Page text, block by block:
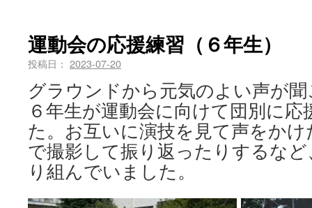
運動会の応援練習（６年生）
投稿日： 2023-07-20
グラウンドから元気のよい声が
６年生が運動会に向けて団別に
た。お互いに演技を見て声をか
で撮影して振り返ったりするな
り組んでいました。